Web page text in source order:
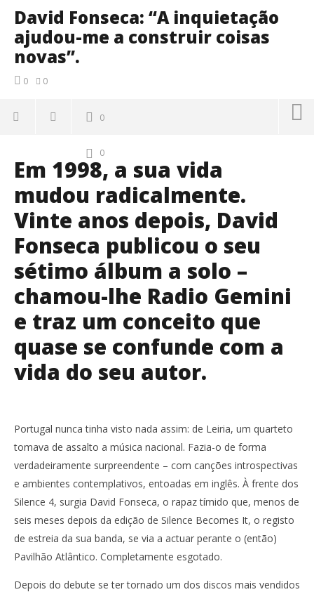
David Fonseca: “A inquietação
ajudou-me a construir coisas
novas”.
0 0
0
0
NOW VIEWING
David Fonseca: “A inquietação ajudou-me a
construir coisas novas”.
Ventura
Em 1998, a sua vida
mudou radicalmente.
Vinte anos depois, David
Fonseca publicou o seu
sétimo álbum a solo –
chamou-lhe Radio Gemini
e traz um conceito que
quase se confunde com a
vida do seu autor.
Portugal nunca tinha visto nada assim: de Leiria, um quarteto
tomava de assalto a música nacional. Fazia-o de forma
verdadeiramente surpreendente – com canções introspectivas
e ambientes contemplativos, entoadas em inglês. À frente dos
Silence 4, surgia David Fonseca, o rapaz tímido que, menos de
seis meses depois da edição de Silence Becomes It, o registo
de estreia da sua banda, se via a actuar perante o (então)
Pavilhão Atlântico. Completamente esgotado.
Depois do debute se ter tornado um dos discos mais vendidos